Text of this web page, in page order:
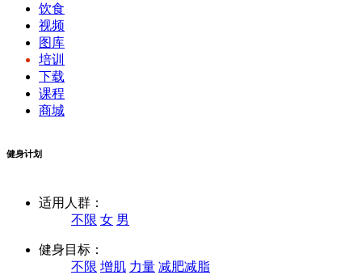
饮食
视频
图库
培训
下载
课程
商城
健身计划
适用人群：
不限 女 男
健身目标：
不限 增肌 力量 减肥减脂